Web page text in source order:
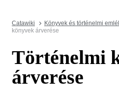
Catawiki Könyvek és történelmi
könyvek árverése
Történelmi
árverése